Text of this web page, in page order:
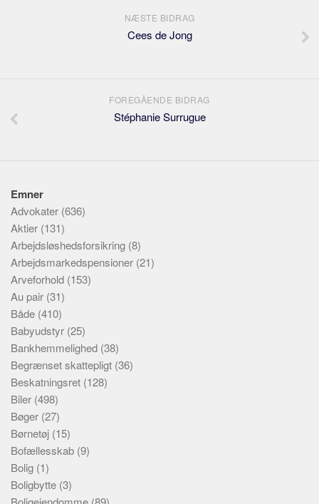
NÆSTE BIDRAG
Cees de Jong
FOREGÅENDE BIDRAG
Stéphanie Surrugue
Emner
Advokater (636)
Aktier (131)
Arbejdsløshedsforsikring (8)
Arbejdsmarkedspensioner (21)
Arveforhold (153)
Au pair (31)
Både (410)
Babyudstyr (25)
Bankhemmelighed (38)
Begrænset skattepligt (36)
Beskatningsret (128)
Biler (498)
Bøger (27)
Børnetøj (15)
Bofællesskab (9)
Bolig (1)
Boligbytte (3)